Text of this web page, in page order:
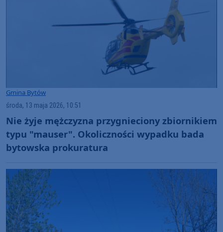
Gmina Bytów
środa, 13 maja 2026, 10:51
Nie żyje mężczyzna przygnieciony zbiornikiem
typu "mauser". Okoliczności wypadku bada
bytowska prokuratura